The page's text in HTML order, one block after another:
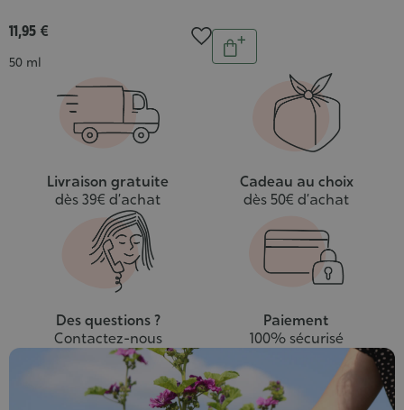
5/5
11,95 €
Contenance
50 ml
Quantité
Ajouter
panier
Livraison gratuite
dès 39€ d’achat
Cadeau au choix
dès 50€ d’achat
Des questions ?
Contactez-nous
Paiement
100% sécurisé